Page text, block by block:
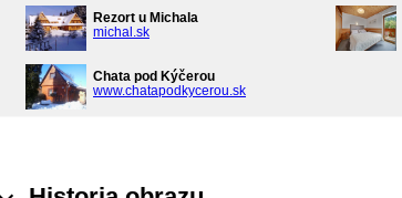
Rezort u Michala
michal.sk
Chata pod Kýčerou
www.chatapodkycerou.sk